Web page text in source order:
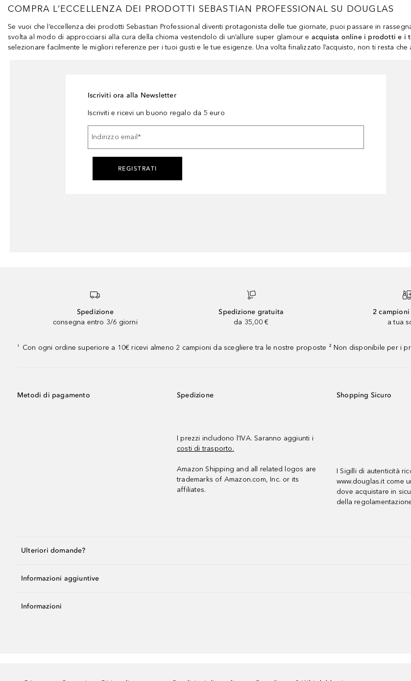
COMPRA L’ECCELLENZA DEI PRODOTTI SEBASTIAN PROFESSIONAL SU DOUGLAS
Se vuoi che l’eccellenza dei prodotti Sebastian Professional diventi protagonista delle tue giornate, puoi passare in
svolta al modo di approcciarsi alla cura della chioma vestendolo di un’allure super glamour e acquista online i prodotti e i
selezionare facilmente le migliori referenze per i tuoi gusti e le tue esigenze. Una volta finalizzato l’acquisto, non ti resta che
Iscriviti ora alla Newsletter
Iscriviti e ricevi un buono regalo da 5 euro
Indirizzo email *
REGISTRATI
Spedizione
consegna entro 3/6 giorni
Spedizione gratuita
da 35,00 €
2
a tua
¹ Con ogni ordine superiore a 10€ ricevi almeno 2 campioni da scegliere tra le nostre proposte ² Non disponibile per i
Metodi di pagamento Spedizione
I prezzi includono l’IVA. Saranno aggiunti i
costi di trasporto.
Amazon Shipping and all related logos are
trademarks of Amazon.com, Inc. or its
affiliates.
Shopping Sicuro
I Sigilli di autenticità
www.douglas.it come
dove acquistare in
della
Ulteriori domande?
Informazioni aggiuntive
Informazioni